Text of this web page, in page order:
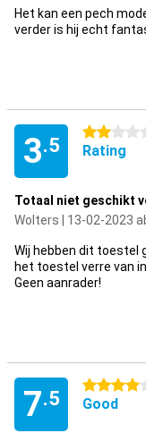
Het kan een pech
verder is hij echt
3.5
2 stars
Rating
Totaal niet geschikt
Wolters | 13-02-2023
Wij hebben dit toestel
het toestel verre van
Geen aanrader!
7.5
4 stars
Good